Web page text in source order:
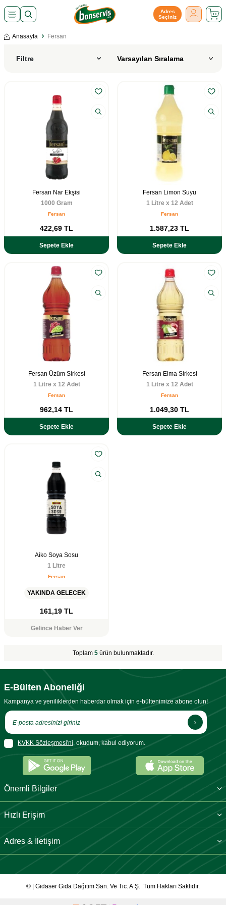
Adres
Seçiniz
Anasayfa Fersan
Filtre
Fersan Nar Ekşisi
1000 Gram
Fersan
422,69 TL
Sepete Ekle
Fersan Limon Suyu
1 Litre x 12 Adet
Fersan
1.587,23 TL
Sepete Ekle
Fersan Üzüm Sirkesi
1 Litre x 12 Adet
Fersan
962,14 TL
Sepete Ekle
Fersan Elma Sirkesi
1 Litre x 12 Adet
Fersan
1.049,30 TL
Sepete Ekle
Aiko Soya Sosu
1 Litre
Fersan
YAKINDA GELECEK
161,19 TL
Gelince Haber Ver
Toplam 5ürün bulunmaktadır.
E-Bülten Aboneliği
Kampanya ve yeniliklerden haberdar olmak için e-bültenimize abone olun!
KVKK Sözleşmesi'ni, okudum, kabul ediyorum.
Önemli Bilgiler
Hızlı Erişim
Adres & İletişim
© | Gıdaser Gıda Dağıtım San. Ve Tic. A.Ş. Tüm Hakları Saklıdır.